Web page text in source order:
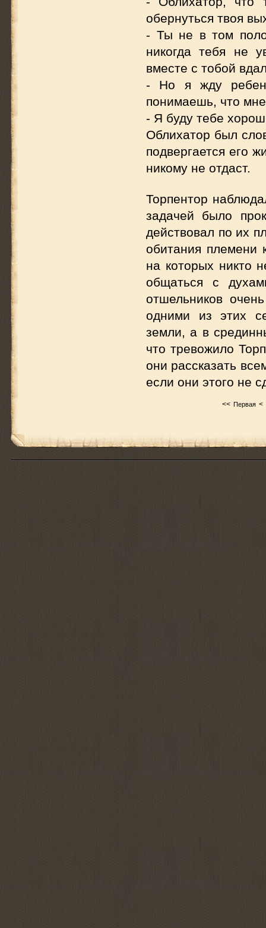
обернуться твоя
- Ты не в том
никогда тебя не
вместе с тобой
- Но я жду
понимаешь, что
- Я буду тебе
Облихатор был
подвергается его
никому не отдаст.
Торпентор
задачей было
действовал по их
обитания племени
на которых никто
общаться с
отшельников
одними из этих
земли, а в
что тревожило
они рассказать
если они этого не
<< Первая <